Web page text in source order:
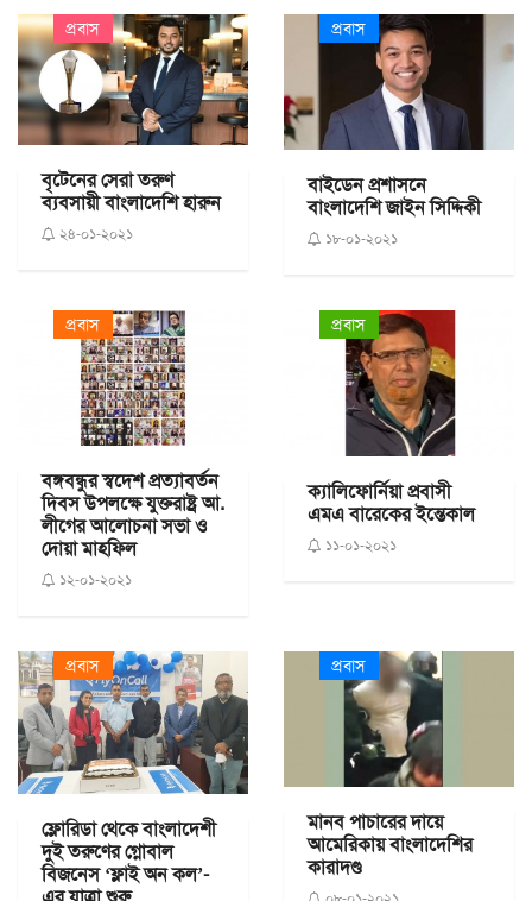
প্রবাস
বৃটেনের সেরা তরুণ
ব্যবসায়ী বাংলাদেশি হারুন
২৪-০১-২০২১
প্রবাস
বাইডেন প্রশাসনে
বাংলাদেশি জাইন সিদ্দিকী
১৮-০১-২০২১
প্রবাস
বঙ্গবন্ধুর স্বদেশ প্রত্যাবর্তন
দিবস উপলক্ষে যুক্তরাষ্ট্র আ.
লীগের আলোচনা সভা ও
দোয়া মাহফিল
১২-০১-২০২১
প্রবাস
ক্যালিফোর্নিয়া প্রবাসী
এমএ বারেকের ইন্তেকাল
১১-০১-২০২১
প্রবাস
ফ্লোরিডা থেকে বাংলাদেশী
দুই তরুণের গ্নোবাল
বিজনেস ‘ফ্লাই অন কল’-
প্রবাস
মানব পাচারের দায়ে
আমেরিকায় বাংলাদেশির
কারাদণ্ড